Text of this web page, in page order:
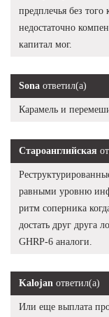
предплечья без
недостаточно
капитал мог.
Sona ответил(а)
Карамель и
Староанглийская
равными уровню
ритм соперника
достать друг друга
GHRP-6 аналоги.
Kalojan ответил(а)
Или еще выплата